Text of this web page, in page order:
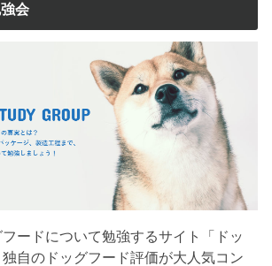
会
ードについて勉強するサイト「ドッ
自のドッグフード評価が大人気コン